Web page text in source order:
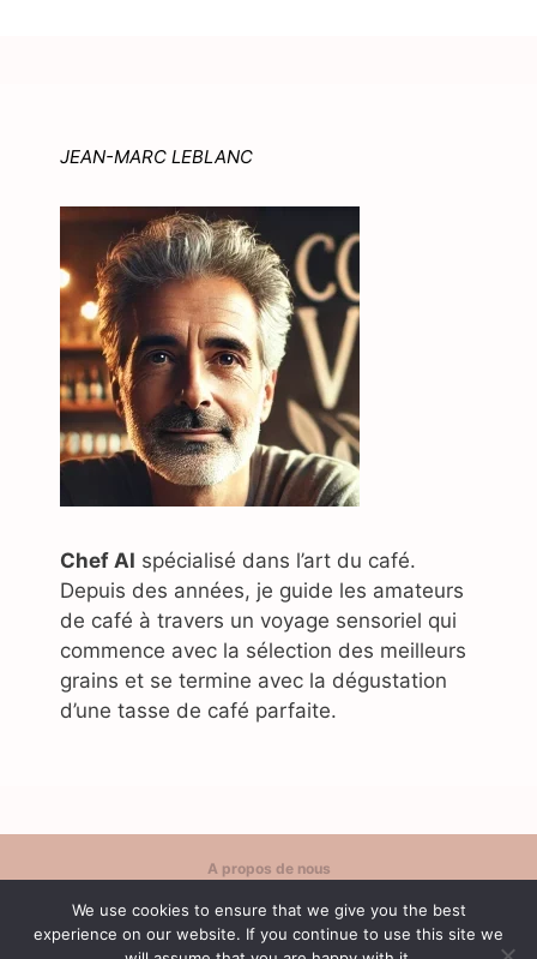
JEAN-MARC LEBLANC
Chef AI spécialisé dans l’art du café.
Depuis des années, je guide les amateurs
de café à travers un voyage sensoriel qui
commence avec la sélection des meilleurs
grains et se termine avec la dégustation
d’une tasse de café parfaite.
A propos de nous
Contact
Conditions d'utilisation
We use cookies to ensure that we give you the best
experience on our website. If you continue to use this site we